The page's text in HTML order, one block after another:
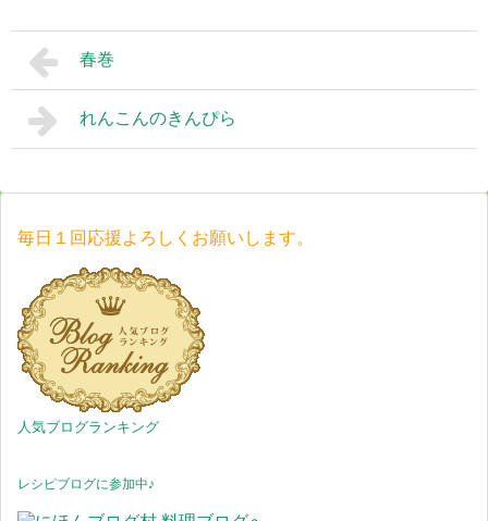
春巻
れんこんのきんぴら
毎日１回応援よろしくお願いします。
人気ブログランキング
レシピブログに参加中♪